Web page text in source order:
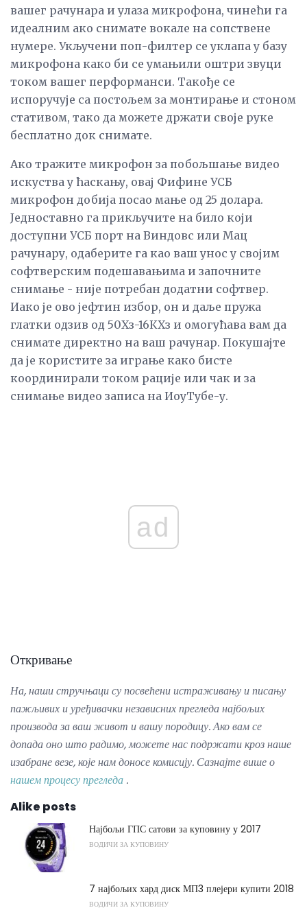
вашег рачунара и улаза микрофона, чинећи га
идеалним ако снимате вокале на сопствене
нумере. Укључени поп-филтер се уклапа у базу
микрофона како би се умањили оштри звуци
током вашег перформанси. Такође се
испоручује са постољем за монтирање и стоном
стативом, тако да можете држати своје руке
бесплатно док снимате.
Ако тражите микрофон за побољшање видео
искуства у ћаскању, овај Фифине УСБ
микрофон добија посао мање од 25 долара.
Једноставно га прикључите на било који
доступни УСБ порт на Виндовс или Мац
рачунару, одаберите га као ваш унос у својим
софтверским подешавањима и започните
снимање - није потребан додатни софтвер.
Иако је ово јефтин избор, он и даље пружа
глатки одзив од 50Хз-16КХз и омогућава вам да
снимате директно на ваш рачунар. Покушајте
да је користите за играње како бисте
координирали током рације или чак и за
снимање видео записа на ИоуТубе-у.
ad
Откривање
На, наши стручњаци су посвећени истраживању и писању
пажљивих и уређивачки независних прегледа најбољих
производа за ваш живот и вашу породицу.Ако вам се
допада оно што радимо, можете нас подржати кроз наше
изабране везе, које нам доносе комисију. Сазнајте више о
нашем процесу прегледа .
Alike posts
Најбољи ГПС сатови за куповину у 2017
ВОДИЧИ ЗА КУПОВИНУ
7 најбољих хард диск МП3 плејери купити 2018
ВОДИЧИ ЗА КУПОВИНУ